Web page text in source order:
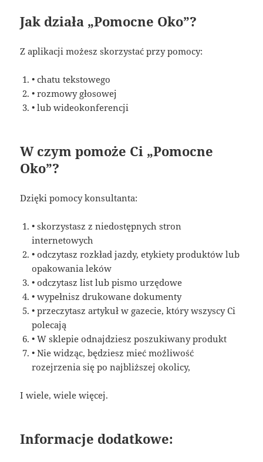
Jak działa „Pomocne Oko”?
Z aplikacji możesz skorzystać przy pomocy:
• chatu tekstowego
• rozmowy głosowej
• lub wideokonferencji
W czym pomoże Ci „Pomocne
Oko”?
Dzięki pomocy konsultanta:
• skorzystasz z niedostępnych stron
internetowych
• odczytasz rozkład jazdy, etykiety produktów lub
opakowania leków
• odczytasz list lub pismo urzędowe
• wypełnisz drukowane dokumenty
• przeczytasz artykuł w gazecie, który wszyscy Ci
polecają
• W sklepie odnajdziesz poszukiwany produkt
• Nie widząc, będziesz mieć możliwość
rozejrzenia się po najbliższej okolicy,
I wiele, wiele więcej.
Informacje dodatkowe: